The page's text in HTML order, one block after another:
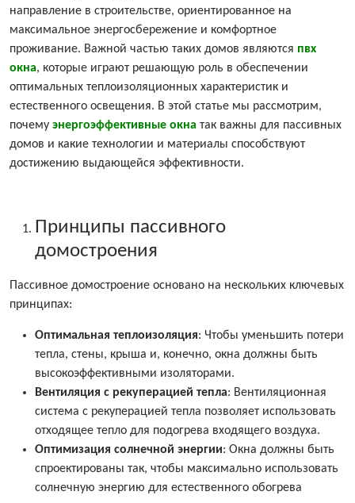
направление в строительстве, ориентированное на
максимальное энергосбережение и комфортное
проживание. Важной частью таких домов являются пвх
окна, которые играют решающую роль в обеспечении
оптимальных теплоизоляционных характеристик и
естественного освещения. В этой статье мы рассмотрим,
почему энергоэффективные окна так важны для пассивных
домов и какие технологии и материалы способствуют
достижению выдающейся эффективности.
Принципы пассивного
домостроения
Пассивное домостроение основано на нескольких ключевых
принципах:
Оптимальная теплоизоляция: Чтобы уменьшить потери
тепла, стены, крыша и, конечно, окна должны быть
высокоэффективными изоляторами.
Вентиляция с рекуперацией тепла: Вентиляционная
система с рекуперацией тепла позволяет использовать
отходящее тепло для подогрева входящего воздуха.
Оптимизация солнечной энергии: Окна должны быть
спроектированы так, чтобы максимально использовать
солнечную энергию для естественного обогрева